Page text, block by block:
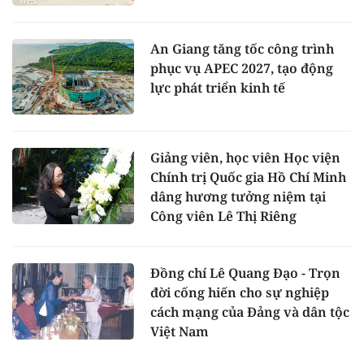
An Giang tăng tốc công trình
phục vụ APEC 2027, tạo động
lực phát triển kinh tế
Giảng viên, học viên Học viện
Chính trị Quốc gia Hồ Chí Minh
dâng hương tưởng niệm tại
Công viên Lê Thị Riêng
Đồng chí Lê Quang Đạo - Trọn
đời cống hiến cho sự nghiệp
cách mạng của Đảng và dân tộc
Việt Nam